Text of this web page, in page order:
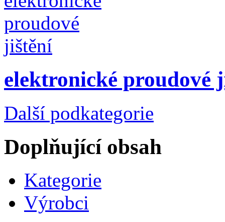
elektronické proudové
Další podkategorie
Doplňující obsah
Kategorie
Výrobci